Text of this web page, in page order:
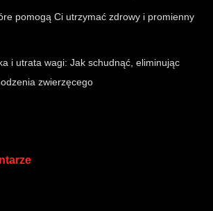
pomogą Ci utrzymać zdrowy i promienny
i utrata wagi: Jak schudnąć, eliminując
zwierzęcego